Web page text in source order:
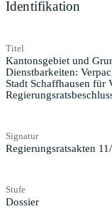
Identifikation
Titel
Kantonsgebiet und
Dienstbarkeiten:
Stadt Schaffhausen für
Signatur
Regierungsratsakten
Stufe
Dossier